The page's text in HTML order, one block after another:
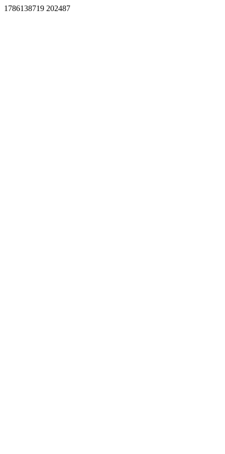
1786138719 202487